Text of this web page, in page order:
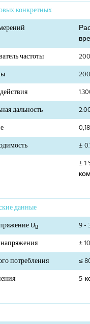
конкретных
частоты
дальность
±
±
данные
UB
9 -
±
потребления
≤
5-